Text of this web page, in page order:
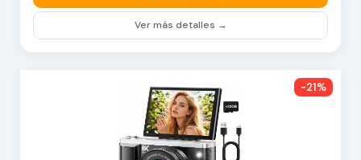
Ver más detalles →
-21%